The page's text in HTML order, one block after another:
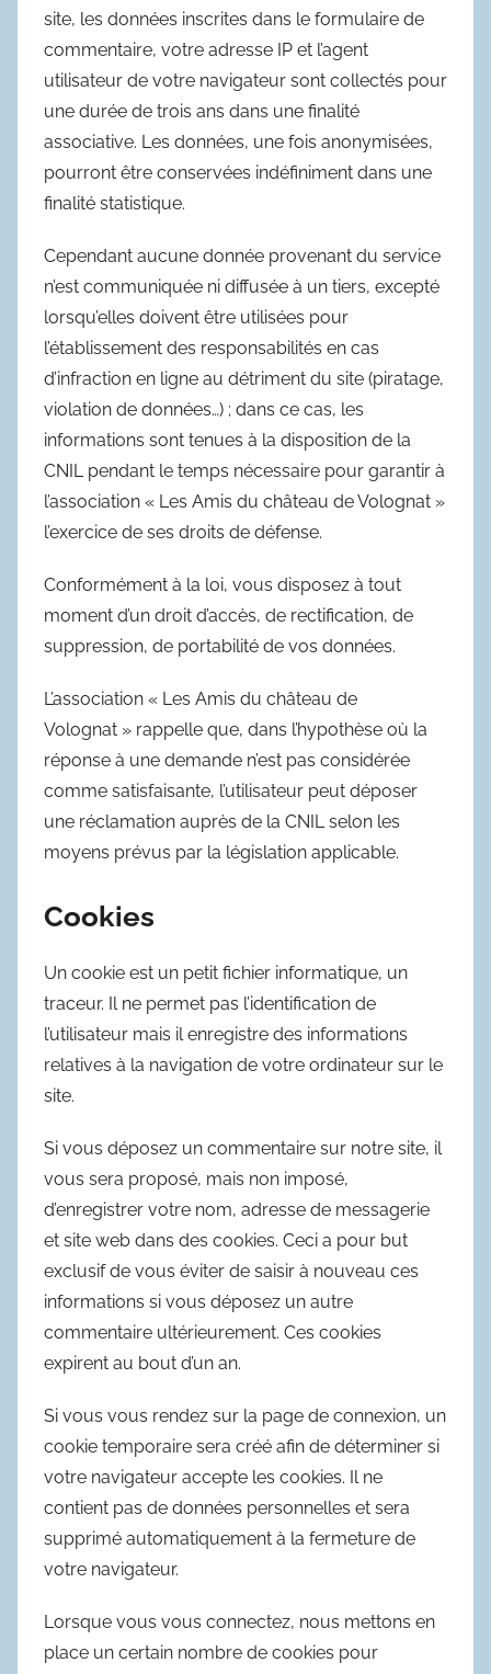
site, les données inscrites dans le formulaire de
commentaire, votre adresse IP et l’agent
utilisateur de votre navigateur sont collectés pour
une durée de trois ans dans une finalité
associative. Les données, une fois anonymisées,
pourront être conservées indéfiniment dans une
finalité statistique.
Cependant aucune donnée provenant du service
n’est communiquée ni diffusée à un tiers, excepté
lorsqu’elles doivent être utilisées pour
l’établissement des responsabilités en cas
d’infraction en ligne au détriment du site (piratage,
violation de données…) ; dans ce cas, les
informations sont tenues à la disposition de la
CNIL pendant le temps nécessaire pour garantir à
l’association « Les Amis du château de Volognat »
l’exercice de ses droits de défense.
Conformément à la loi, vous disposez à tout
moment d’un droit d’accès, de rectification, de
suppression, de portabilité de vos données.
L’association « Les Amis du château de
Volognat » rappelle que, dans l’hypothèse où la
réponse à une demande n’est pas considérée
comme satisfaisante, l’utilisateur peut déposer
une réclamation auprès de la CNIL selon les
moyens prévus par la législation applicable.
Cookies
Un cookie est un petit fichier informatique, un
traceur. Il ne permet pas l’identification de
l’utilisateur mais il enregistre des informations
relatives à la navigation de votre ordinateur sur le
site.
Si vous déposez un commentaire sur notre site, il
vous sera proposé, mais non imposé,
d’enregistrer votre nom, adresse de messagerie
et site web dans des cookies. Ceci a pour but
exclusif de vous éviter de saisir à nouveau ces
informations si vous déposez un autre
commentaire ultérieurement. Ces cookies
expirent au bout d’un an.
Si vous vous rendez sur la page de connexion, un
cookie temporaire sera créé afin de déterminer si
votre navigateur accepte les cookies. Il ne
contient pas de données personnelles et sera
supprimé automatiquement à la fermeture de
votre navigateur.
Lorsque vous vous connectez, nous mettons en
place un certain nombre de cookies pour